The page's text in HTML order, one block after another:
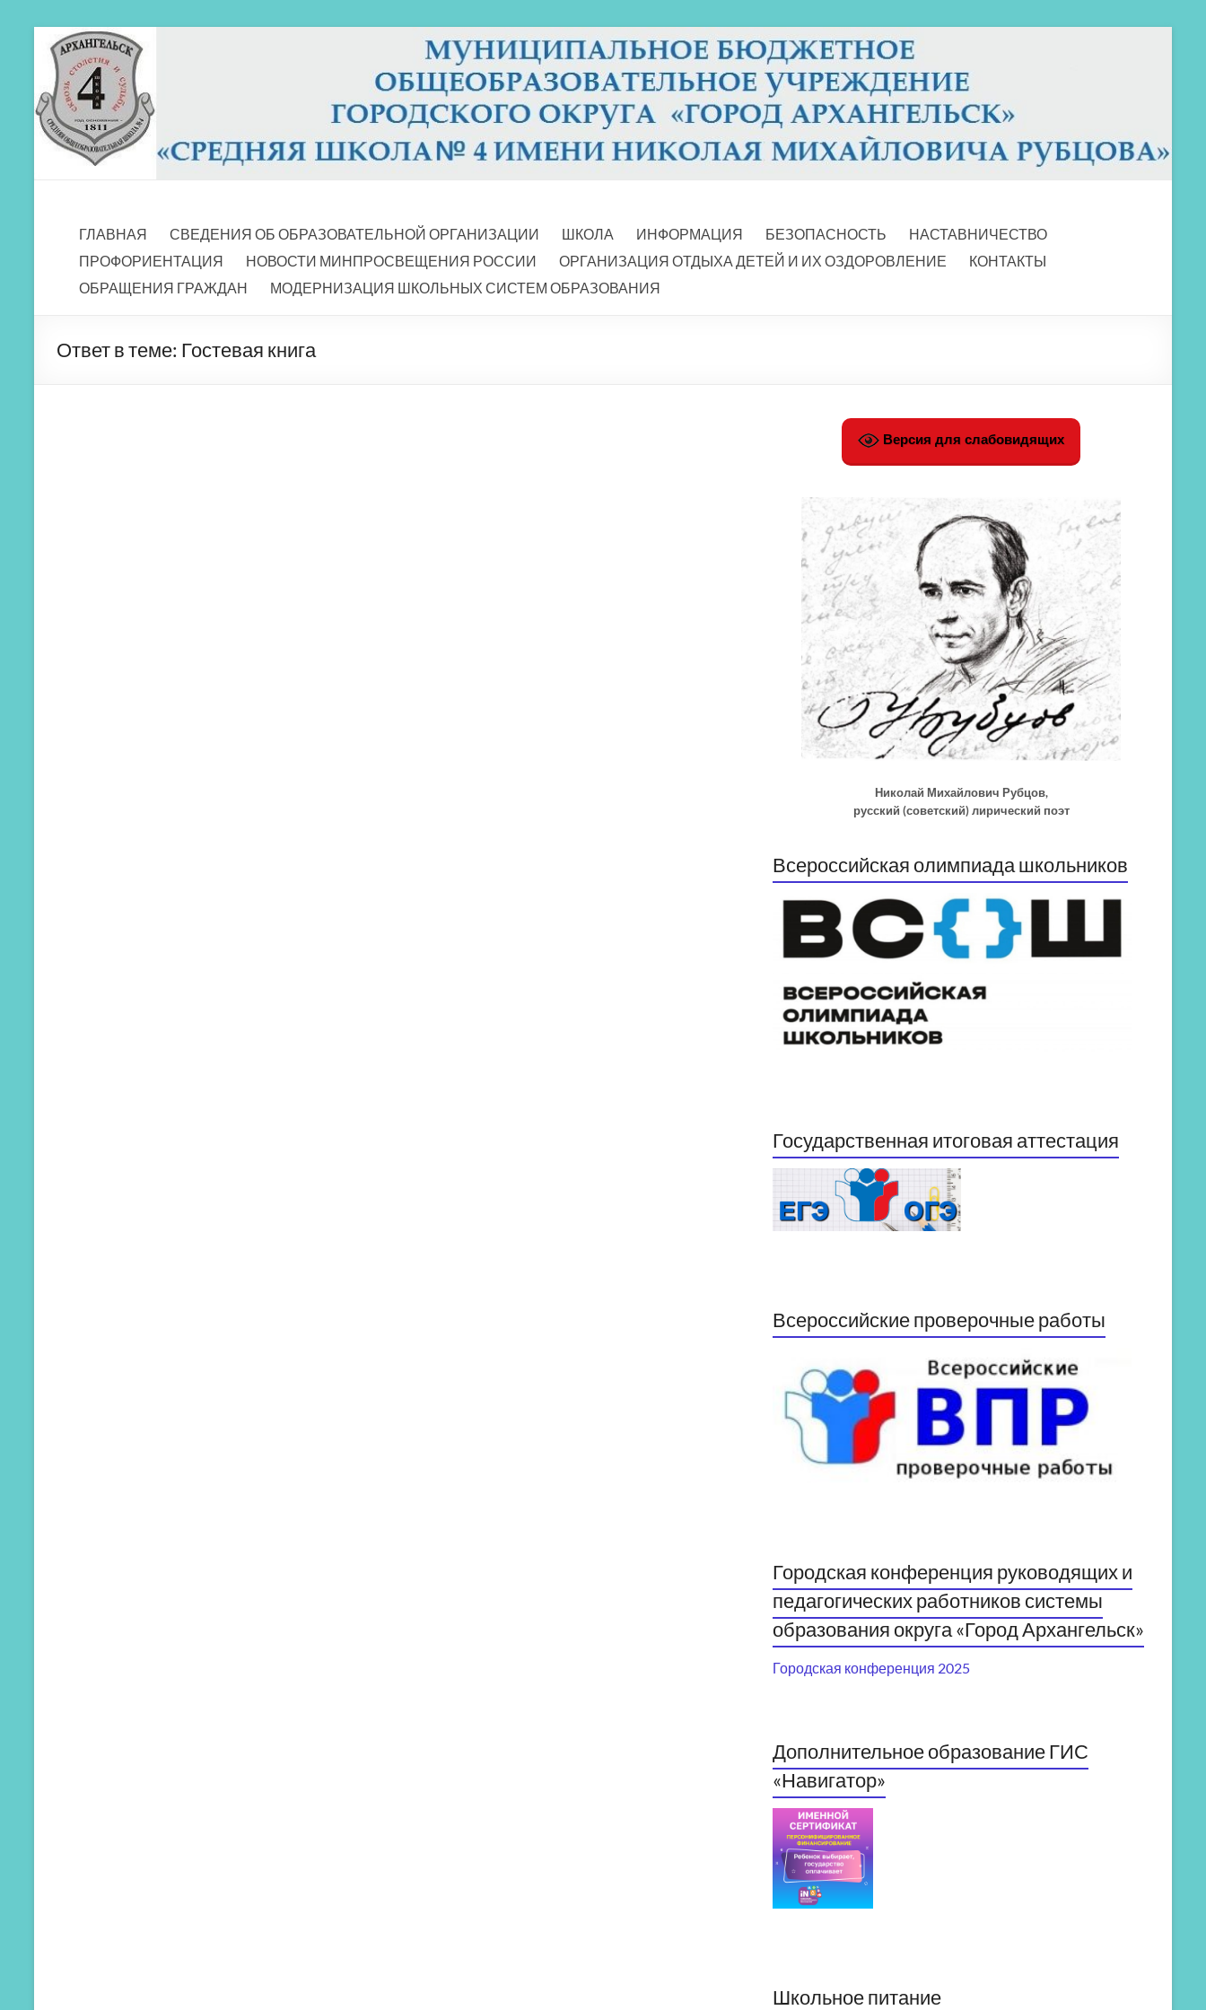
Перейти
содержимому
МБОУ СШ 4
ГЛАВНАЯ
СВЕДЕНИЯ ОБ ОБРАЗОВАТЕЛЬНОЙ ОРГАНИЗАЦИИ ШКОЛА ИНФОРМАЦИЯ БЕЗОПАСНОСТЬ
НАСТАВНИЧЕСТВО
ПРОФОРИЕНТАЦИЯ
НОВОСТИ МИНПРОСВЕЩЕНИЯ РОССИИ ОРГАНИЗАЦИЯ ОТДЫХА ДЕТЕЙ И ИХ ОЗДОРОВЛЕНИЕ
КОНТАКТЫ
ОБРАЩЕНИЯ ГРАЖДАН
МОДЕРНИЗАЦИЯ ШКОЛЬНЫХ СИСТЕМ ОБРАЗОВАНИЯ
Ответ в теме: Гостевая книга
Версия для слабовидящих
Николай Михайлович Рубцов,
русский (советский) лирический поэт
Всероссийская олимпиада школьников
Государственная итоговая аттестация
Всероссийские проверочные работы
Городская конференция руководящих и
педагогических работников системы
образования округа «Город Архангельск»
Городская конференция 2025
Дополнительное образование ГИС
«Навигатор»
Школьное питание